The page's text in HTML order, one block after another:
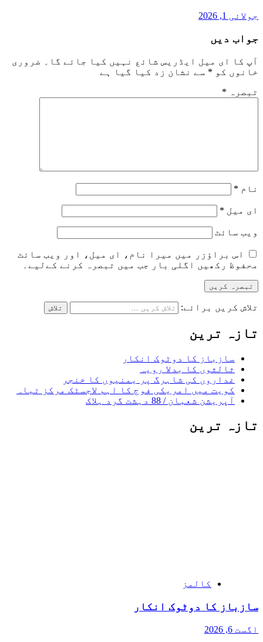
جولائی 1, 2026
جواب دیں
آپ کا ای میل ایڈریس شائع نہیں کیا جائے گا۔
ضروری
خانوں کو * سے نشان زد کیا گیا ہے
تبصرہ *
نام *
ای میل *
ویب‌ سائٹ
اس براؤزر میں میرا نام، ای میل، اور ویب سائٹ
محفوظ رکھیں اگلی بار جب میں تبصرہ کرنے کےلیے۔
تلاش کریں برائے:
تازہ ترین
سازباز کا دوٹوک انکار
ثالثوں کا بدلا رویہ
غداروں کی شاہرگ پر یمنیوں کا خنجر
کویت میں امریکی فوج کا اہم لاجسٹک مرکز تباہ
آپریشن شعبان / 88 دہشت گرد ہلاک
تازہ ترین
کالمز
سازباز کا دوٹوک انکار
اگست 6, 2026